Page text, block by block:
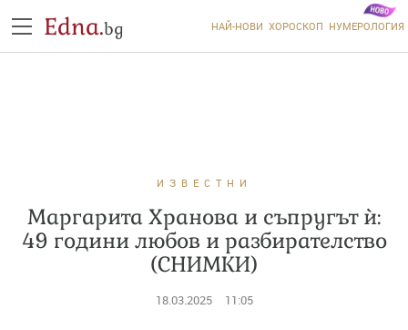
Edna.bg НАЙ-НОВИ ХОРОСКОП НУМЕРОЛОГИЯ
ИЗВЕСТНИ
Маргарита Хранова и съпругът ѝ:
49 години любов и разбирателство
(СНИМКИ)
18.03.2025 11:05